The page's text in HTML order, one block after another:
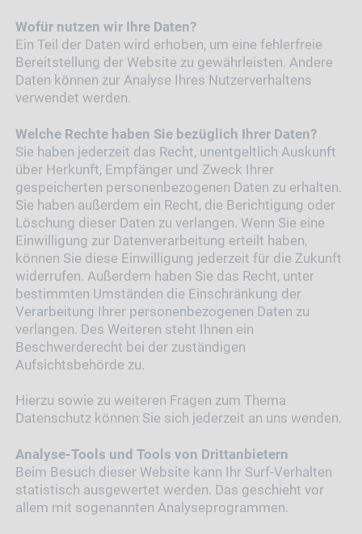
Wofür nutzen wir Ihre Daten?
Ein Teil der Daten wird erhoben, um eine fehlerfreie
Bereitstellung der Website zu gewährleisten. Andere
Daten können zur Analyse Ihres Nutzerverhaltens
verwendet werden.
Welche Rechte haben Sie bezüglich Ihrer Daten?
Sie haben jederzeit das Recht, unentgeltlich Auskunft
über Herkunft, Empfänger und Zweck Ihrer
gespeicherten personenbezogenen Daten zu erhalten.
Sie haben außerdem ein Recht, die Berichtigung oder
Löschung dieser Daten zu verlangen. Wenn Sie eine
Einwilligung zur Datenverarbeitung erteilt haben,
können Sie diese Einwilligung jederzeit für die Zukunft
widerrufen. Außerdem haben Sie das Recht, unter
bestimmten Umständen die Einschränkung der
Verarbeitung Ihrer personenbezogenen Daten zu
verlangen. Des Weiteren steht Ihnen ein
Beschwerderecht bei der zuständigen
Aufsichtsbehörde zu.
Hierzu sowie zu weiteren Fragen zum Thema
Datenschutz können Sie sich jederzeit an uns wenden.
Analyse-Tools und Tools von Dritt­anbietern
Beim Besuch dieser Website kann Ihr Surf-Verhalten
statistisch ausgewertet werden. Das geschieht vor
allem mit sogenannten Analyseprogrammen.